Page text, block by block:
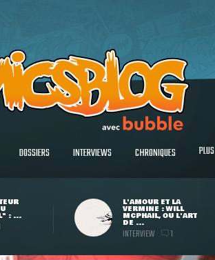
DOSSIERS INTERVIEWS CHRONIQUES PLUS
: ...
L'AMOUR ET LA
VERMINE : WILL
MCPHAIL, OU L'ART
DE ...
INTERVIEW 1